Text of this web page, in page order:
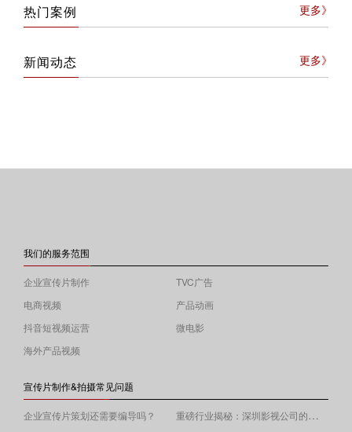
热门案例 更多
新闻动态 更多
我们的服务范围
企业宣传片制作
TVC广告
电商视频
产品动画
抖音短视频运营
微电影
海外产品视频
宣传片制作&拍摄常见问题
企业宣传片策划还需要编导吗？ 重磅行业揭秘：深圳影视公司的收费逻辑！